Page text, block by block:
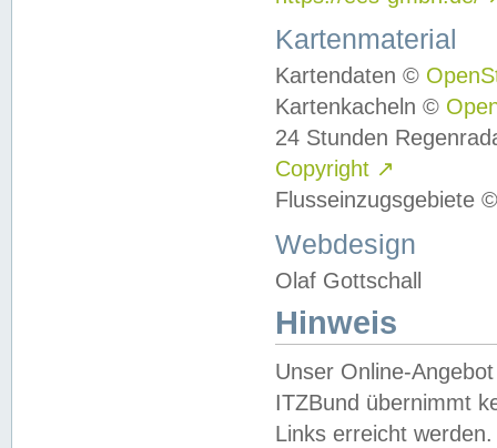
Kartenmaterial
Kartendaten ©
Kartenkacheln ©
24 Stunden
Copyright ↗
Flusseinzugsgebiete
Webdesign
Olaf Gottschall
Hinweis
Unser Online-
ITZBund übernimmt
Links erreicht